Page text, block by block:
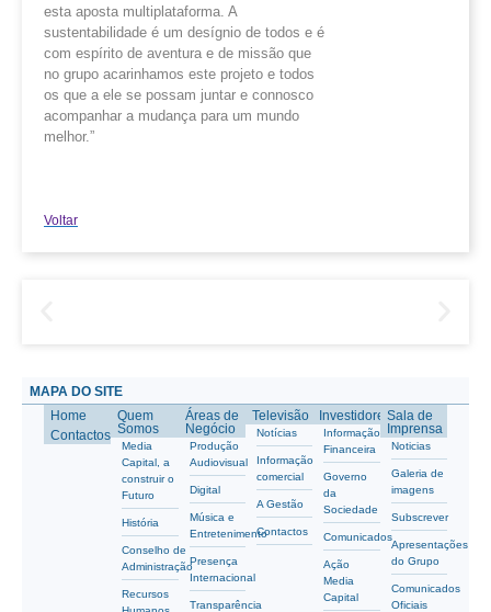
esta aposta multiplataforma. A
sustentabilidade é um desígnio de todos e é
com espírito de aventura e de missão que
no grupo acarinhamos este projeto e todos
os que a ele se possam juntar e connosco
acompanhar a mudança para um mundo
melhor.”
Voltar
MAPA DO SITE
Home
Contactos
Quem
Somos
Media
Capital, a
construir o
Futuro
História
Conselho de
Administração
Recursos
Áreas de
Negócio
Produção
Audiovisual
Digital
Música e
Entretenimento
Presença
Internacional
Transparência
Televisão
Notícias
Informação
comercial
A Gestão
Contactos
Investidores
Informação
Financeira
Governo
da
Sociedade
Comunicados
Ação
Media
Capital
Sala de
Imprensa
Noticias
Galeria de
imagens
Subscrever
Apresentações
do Grupo
Comunicados
Oficiais